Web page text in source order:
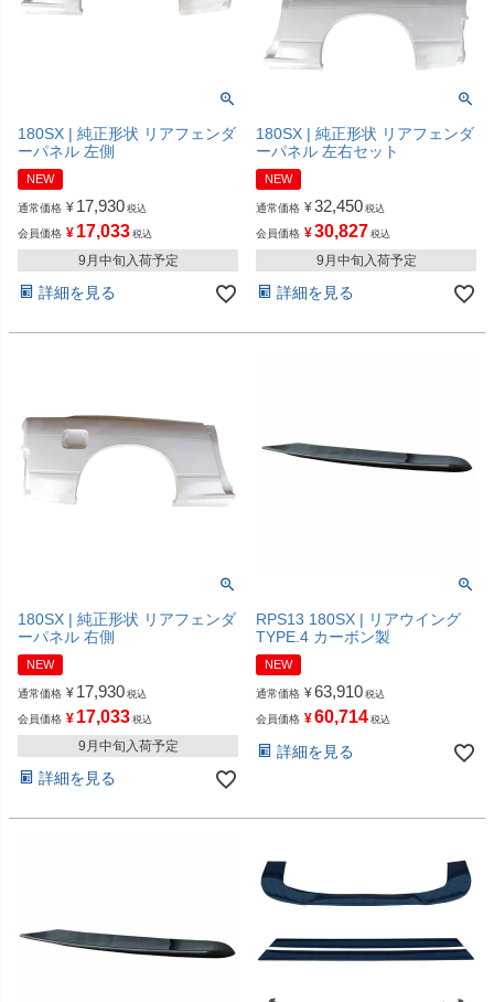
180SX | 純正形状 リアフェンダ
ーパネル 左側
NEW
通常価格 ¥ 17,930 税込
会員価格 ¥ 17,033 税込
9月中旬入荷予定
詳細を見る
180SX | 純正形状 リアフェンダ
ーパネル 左右セット
NEW
通常価格 ¥32,450 税込
会員価格 ¥30,827 税込
9月中旬入荷予定
詳細を見る
180SX | 純正形状 リアフェンダ
ーパネル 右側
NEW
通常価格 ¥ 17,930 税込
会員価格 ¥ 17,033 税込
9月中旬入荷予定
詳細を見る
RPS13 180SX | リアウイング
TYPE.4 カーボン製
NEW
通常価格 ¥63,910 税込
会員価格 ¥60,714 税込
詳細を見る